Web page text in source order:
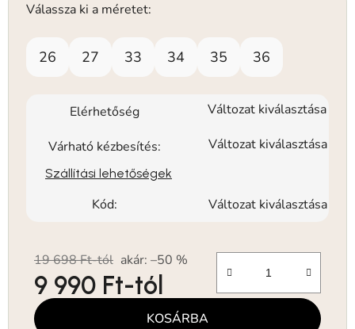
Válassza ki a méretet:
26 27 33 34 35 36
Elérhetőség Változat kiválasztása
Várható kézbesítés: Változat kiválasztása
Szállítási lehetőségek
Kód: Változat kiválasztása
19 698 Ft-tól akár: –50 %
9 990 Ft-tól
Egységár: KOSÁRBA